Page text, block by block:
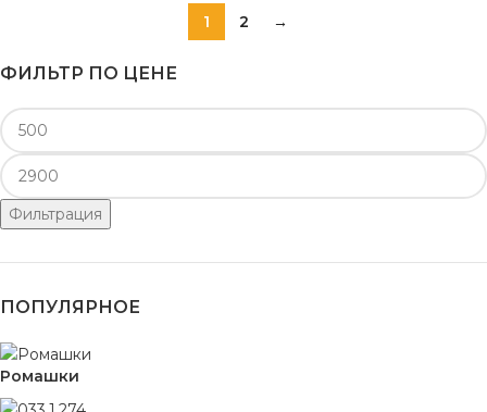
ФИЛЬТР ПО ЦЕНЕ
Фильтрация
ПОПУЛЯРНОЕ
Ромашки
1 2 →